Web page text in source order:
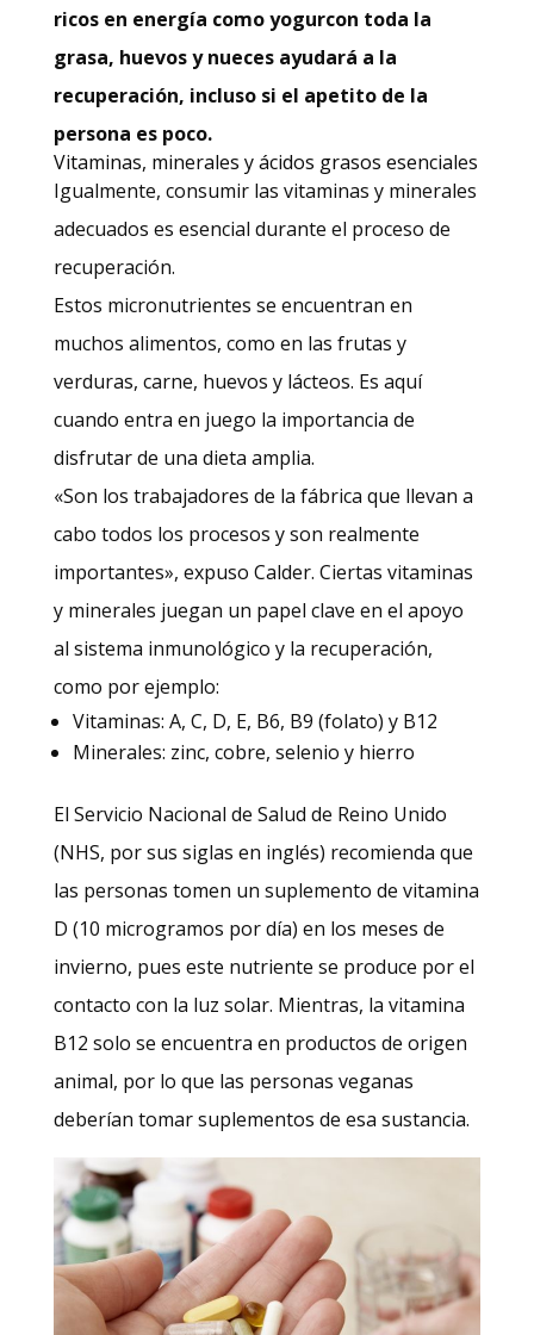
ricos en energía como yogurcon toda la
grasa, huevos y nueces ayudará a la
recuperación, incluso si el apetito de la
persona es poco.
Vitaminas, minerales y ácidos grasos esenciales
Igualmente, consumir las vitaminas y minerales
adecuados es esencial durante el proceso de
recuperación.
Estos micronutrientes se encuentran en
muchos alimentos, como en las frutas y
verduras, carne, huevos y lácteos. Es aquí
cuando entra en juego la importancia de
disfrutar de una dieta amplia.
«Son los trabajadores de la fábrica que llevan a
cabo todos los procesos y son realmente
importantes», expuso Calder. Ciertas vitaminas
y minerales juegan un papel clave en el apoyo
al sistema inmunológico y la recuperación,
como por ejemplo:
Vitaminas: A, C, D, E, B6, B9 (folato) y B12
Minerales: zinc, cobre, selenio y hierro
El Servicio Nacional de Salud de Reino Unido
(NHS, por sus siglas en inglés) recomienda que
las personas tomen un suplemento de vitamina
D (10 microgramos por día) en los meses de
invierno, pues este nutriente se produce por el
contacto con la luz solar. Mientras, la vitamina
B12 solo se encuentra en productos de origen
animal, por lo que las personas veganas
deberían tomar suplementos de esa sustancia.